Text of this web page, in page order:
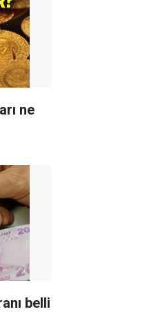
ne
belli